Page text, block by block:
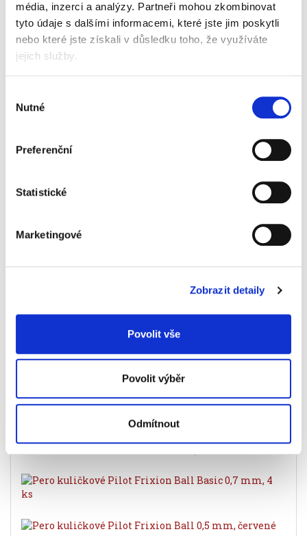
média, inzerci a analýzy. Partneři mohou zkombinovat
tyto údaje s dalšími informacemi, které jste jim poskytli
nebo které jste získali v důsledku toho, že využíváte
jejich služby.
souhlasu
Nutné
Preferenční
Statistické
Marketingové
Zobrazit detaily
Povolit vše
Povolit výběr
Odmítnout
samolepicí bloček
rozměry lístku 40 x 50 mm
kvalitní lepidlo, nezanechává žádné stopy
3 pastelové barvy: červená, žlutá, modrá
Informace o produktu